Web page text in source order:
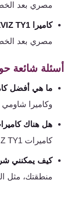
مصري بعد
كاميرا EZVIZ TY1:
مصري بعد
أسئلة شائعة
ما هي أفضل
وكاميرا شاومي 2K مغناطيسية من الخيارات الجيدة.
هل هناك
كاميرات EZVIZ TY1.
كيف يمكنني
منطقتك، مثل